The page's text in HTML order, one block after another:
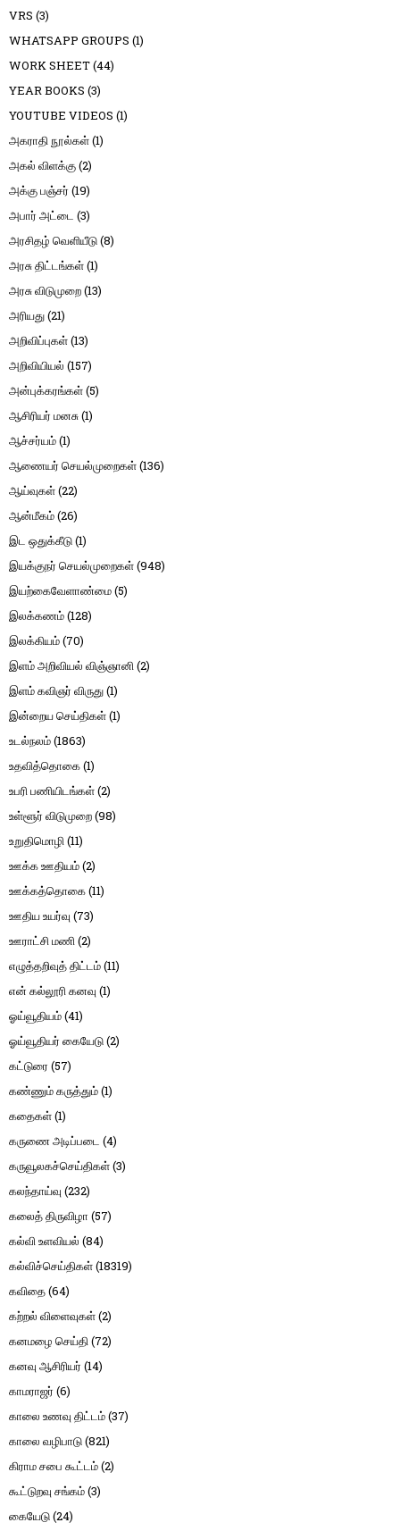
VRS (3)
WHATSAPP GROUPS (1)
WORK SHEET(44)
YEAR BOOKS (3)
YOUTUBE VIDEOS (1)
அகராதி நூல்கள்(1)
அகல் விளக்கு(2)
அக்கு பஞ்சர் (19)
அபார் அட்டை (3)
அரசிதழ் வெளியீடு(8)
அரசு திட்டங்கள்(1)
அரசு விடுமுறை(13)
அரியது(21)
அறிவிப்புகள்(13)
அறிவியியல் (157)
அன்புக்கரங்கள்(5)
ஆசிரியர் மனசு(1)
ஆச்சர்யம்(1)
ஆணையர் செயல்முறைகள்(136)
ஆய்வுகள்(22)
ஆன்மீகம்(26)
இட ஒதுக்கீடு(1)
இயக்குநர் செயல்முறைகள்(948)
இயற்கைவேளாண்மை(5)
இலக்கணம்(128)
இலக்கியம்(70)
இளம் அறிவியல் விஞ்ஞானி(2)
இளம் கவிஞர் விருது(1)
இன்றைய செய்திகள்(1)
உடல்நலம்(1863)
உதவித்தொகை(1)
உபரி பணியிடங்கள்(2)
உள்ளூர் விடுமுறை(98)
உறுதிமொழி(11)
ஊக்க ஊதியம்(2)
ஊக்கத்தொகை(11)
ஊதிய உயர்வு (73)
ஊராட்சி மணி(2)
எழுத்தறிவுத் திட்டம்(11)
என் கல்லூரி கனவு (1)
ஓய்வூதியம்(41)
ஓய்வூதியர் கையேடு(2)
கட்டுரை (57)
கண்ணும் கருத்தும்(1)
கதைகள்(1)
கருணை அடிப்படை (4)
கருவூலகச்செய்திகள்(3)
கலந்தாய்வு (232)
கலைத் திருவிழா (57)
கல்வி உளவியல் (84)
கல்விச்செய்திகள்(18319)
கவிதை(64)
கற்றல் விளைவுகள்(2)
கனமழை செய்தி(72)
கனவு ஆசிரியர் (14)
காமராஜர் (6)
காலை உணவு திட்டம்(37)
காலை வழிபாடு(821)
கிராம சபை கூட்டம்(2)
கூட்டுறவு சங்கம்(3)
கையேடு(24)